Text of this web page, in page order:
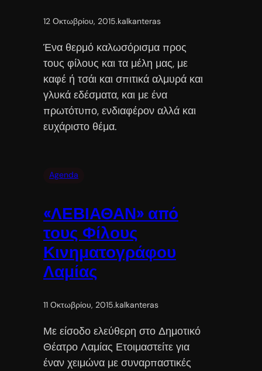
12 Οκτωβρίου, 2015.kalkanteras
Ένα θερμό καλωσόρισμα προς
τους φίλους και τα μέλη μας, με
καφέ ή τσάι και σπιτικά αλμυρά και
γλυκά εδέσματα, και με ένα
πρωτότυπο, ενδιαφέρον αλλά και
ευχάριστο θέμα.
Agenda
«ΛΕΒΙΑΘΑΝ» από
τους Φίλους
Κινηματογράφου
Λαμίας
11 Οκτωβρίου, 2015.kalkanteras
Με είσοδο ελεύθερη στο Δημοτικό
Θέατρο Λαμίας Ετοιμαστείτε για
έναν χειμώνα με συναρπαστικές